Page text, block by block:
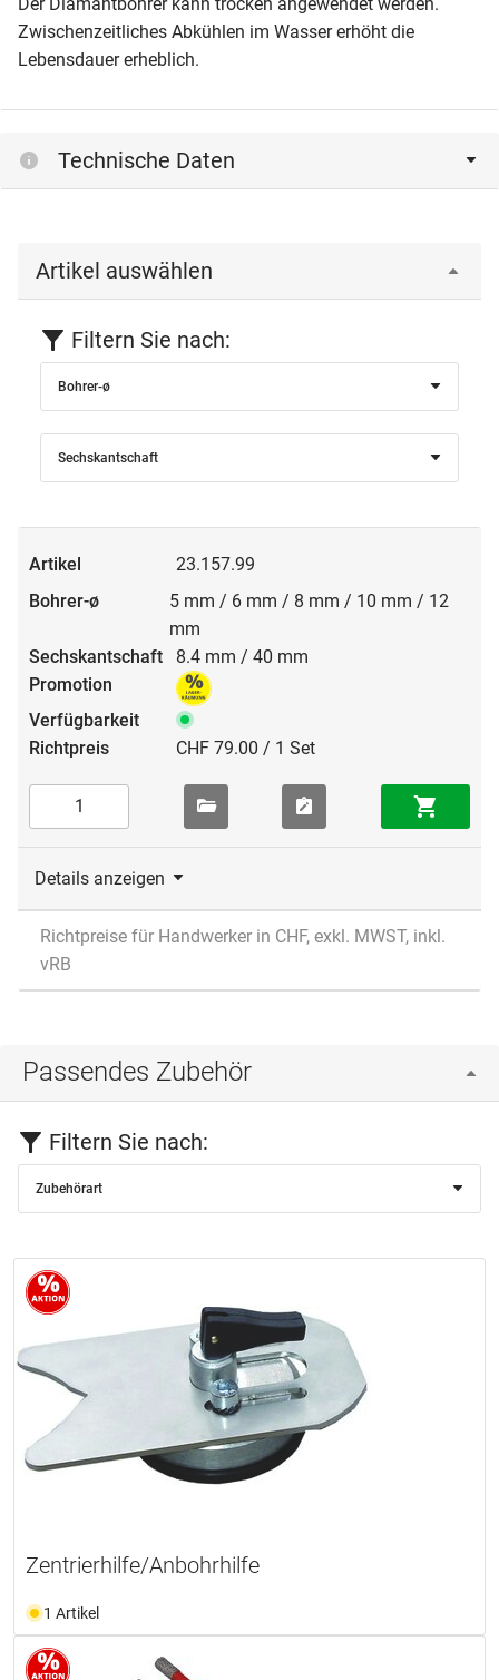
Zwischenzeitliches Abkühlen im Wasser erhöht die
Lebensdauer erheblich.
Technische Daten
Artikel auswählen
Filtern Sie nach:
Bohrer-ø
Sechskantschaft
23.157.99
5 mm / 6 mm / 8 mm / 10 mm / 12
mm
8.4 mm / 40 mm
CHF 79.00 / 1 Set
Details anzeigen
Richtpreise für Handwerker in CHF, exkl. MWST, inkl.
vRB
Passendes Zubehör
Filtern Sie nach:
Zubehörart
Zentrierhilfe/Anbohrhilfe
1 Artikel